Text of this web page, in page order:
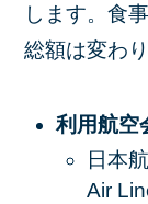
します。食
総額は変わり
利用航空
日本
Air